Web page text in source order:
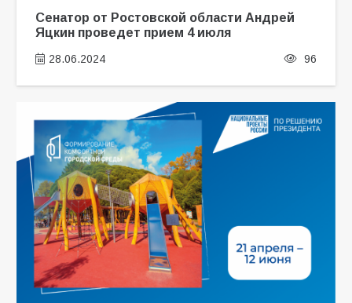
Сенатор от Ростовской области Андрей
Яцкин проведет прием 4 июля
28.06.2024 96